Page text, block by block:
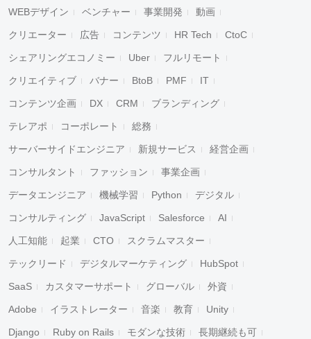
WEBデザイン ベンチャー 事業開発 動画
クリエーター 広告 コンテンツ HR Tech CtoC
シェアリングエコノミー Uber フルリモート
クリエイティブ バナー BtoB PMF IT
コンテンツ企画 DX CRM ブランディング
テレアポ コーポレート 総務
サーバーサイドエンジニア 新規サービス 経営企画
コンサルタント ファッション 事業企画
データエンジニア 機械学習 Python デジタル
コンサルティング JavaScript Salesforce AI
人工知能 起業 CTO スクラムマスター
テックリード デジタルマーケティング HubSpot
SaaS カスタマーサポート グローバル 外資
Adobe イラストレーター 音楽 教育 Unity
Django Ruby on Rails モダンな技術 長期継続も可